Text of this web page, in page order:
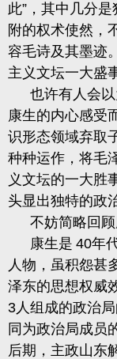
此”，其中几分
附的权术使然，
容毛诗及其墨迹
主义文坛一大盛
也许有人会
康生的内心感受
识形态领域弃取
种种运作，将毛
义文坛的一大胜
头显出独特的政
不妨简略回
康生是 40年
人物，虽积怨甚
泽东的思想权威
3人组成的政治
同为政治局成员
后期，主政山东